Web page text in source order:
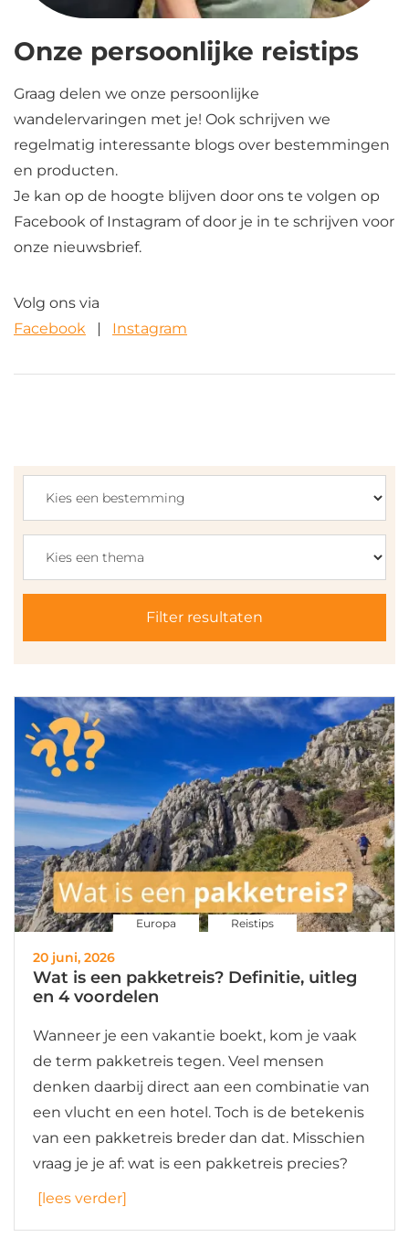
Onze persoonlijke reistips
Graag delen we onze persoonlijke
wandelervaringen met je! Ook schrijven we
regelmatig interessante blogs over bestemmingen
en producten.
Je kan op de hoogte blijven door ons te volgen op
Facebook of Instagram of door je in te schrijven voor
onze nieuwsbrief.
Volg ons via
Facebook
Instagram
Filter resultaten
Europa Reistips
20 juni, 2026
Wat is een pakketreis? Definitie, uitleg
en 4 voordelen
Wanneer je een vakantie boekt, kom je vaak
de term pakketreis tegen. Veel mensen
denken daarbij direct aan een combinatie van
een vlucht en een hotel. Toch is de betekenis
van een pakketreis breder dan dat. Misschien
vraag je je af: wat is een pakketreis precies?
[lees verder]